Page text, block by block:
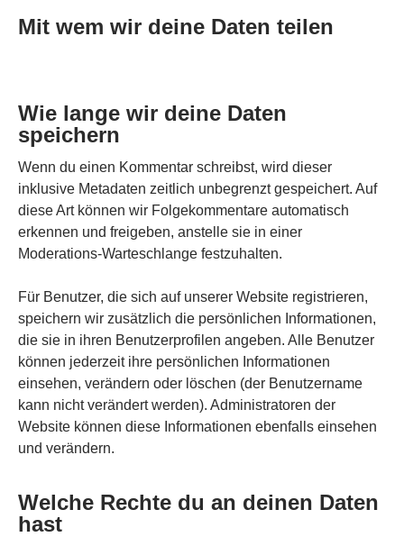
Mit wem wir deine Daten teilen
Wie lange wir deine Daten
speichern
Wenn du einen Kommentar schreibst, wird dieser
inklusive Metadaten zeitlich unbegrenzt gespeichert. Auf
diese Art können wir Folgekommentare automatisch
erkennen und freigeben, anstelle sie in einer
Moderations-Warteschlange festzuhalten.
Für Benutzer, die sich auf unserer Website registrieren,
speichern wir zusätzlich die persönlichen Informationen,
die sie in ihren Benutzerprofilen angeben. Alle Benutzer
können jederzeit ihre persönlichen Informationen
einsehen, verändern oder löschen (der Benutzername
kann nicht verändert werden). Administratoren der
Website können diese Informationen ebenfalls einsehen
und verändern.
Welche Rechte du an deinen Daten
hast